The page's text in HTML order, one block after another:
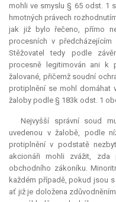
mohli ve smyslu § 65 odst. 1
hmotných právech
jak již bylo řečeno, přímo
procesních v předcházejícím
Stěžovatel tedy podle
procesně legitimován ani k
žalované, přičemž soudní
protiplnění se mohl domáhat
žaloby podle § 183k odst. 1
Nejvyšší správní soud
uvedenou v žalobě, podle
protiplnění v podstatě
akcionáři mohli zvážit,
obchodního zákoníku.
každém případě, pokud jsou
ať již je doložena